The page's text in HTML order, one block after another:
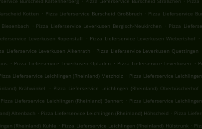
Kotten . Pizza Lieferservice Burscheid Großbruch . Pizza Lieferservice
. Pizza Lieferservice Leverkusen Bergisch-Neukirchen . Pizza
Leverkusen Ropenstall . Pizza Lieferservice Leverkusen Wiebertshof .
Lieferservice Leverkusen Alkenrath . Pizza Lieferservice Leverkusen Quettingen
. Pizza Lieferservice Leverkusen Opladen . Pizza Lieferservice Leverkusen .
Lieferservice Leichlingen (Rheinland) Metzholz . Pizza Lieferservice
Krähwinkel . Pizza Lieferservice Leichlingen (Rheinland) Oberbüscherhof
Pizza Lieferservice Leichlingen (Rheinland) Bennert . Pizza Lieferservice
Altenbach . Pizza Lieferservice Leichlingen (Rheinland) Höhscheid . Pizza
(Rheinland) Kuhle . Pizza Lieferservice Leichlingen (Rheinland) Hülstrunk .